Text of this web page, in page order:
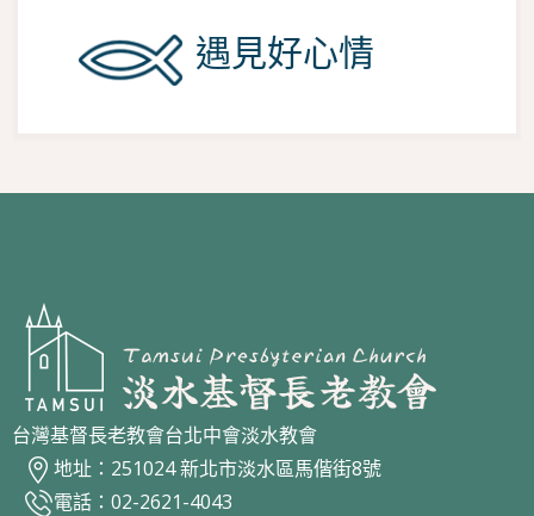
遇見好心情
台灣基督長老教會台北中會淡水教會
地址：251024 新北市淡水區馬偕街8號
電話：02-2621-4043